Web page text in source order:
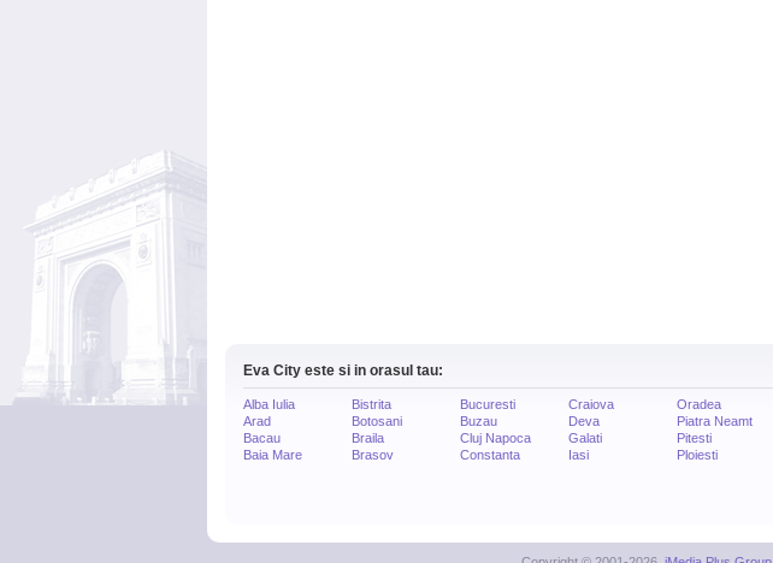
Eva City este si in orasul tau:
Alba Iulia
Arad
Bacau
Baia Mare
Bistrita
Botosani
Braila
Brasov
Bucuresti
Buzau
Cluj Napoca
Constanta
Craiova
Deva
Galati
Iasi
Oradea
Piatra Neamt
Pitesti
Ploiesti